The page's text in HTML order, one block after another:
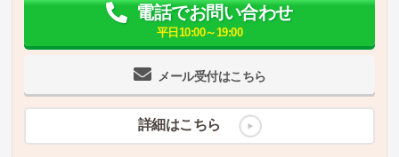
メール受付はこちら
電話でお問い合わせ
平日10:00～19:00
詳細はこちら